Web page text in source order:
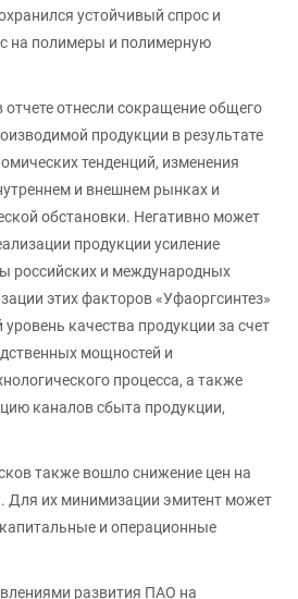
устойчивый спрос и
на полимеры и полимерную
отнесли сокращение общего
продукции в результате
тенденций, изменения
и внешнем рынках и
обстановки. Негативно может
продукции усиление
российских и международных
этих факторов «Уфаоргсинтез»
качества продукции за счет
мощностей и
процесса, а также
каналов сбыта продукции,
также вошло снижение цен на
Для их минимизации эмитент может
и операционные
развития ПАО на